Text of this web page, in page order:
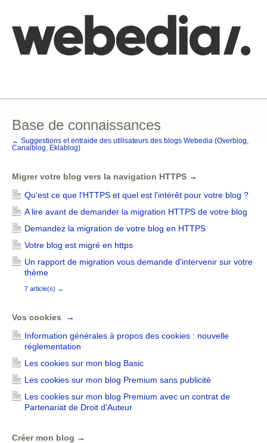
Base de connaissances
← Suggestions et entraide des utilisateurs des blogs Webedia (Overblog,
Canalblog, Eklablog)
Migrer votre blog vers la navigation HTTPS →
Qu'est ce que l'HTTPS et quel est l'intérêt pour votre blog ?
A lire avant de demander la migration HTTPS de votre blog
Demandez la migration de votre blog en HTTPS
Votre blog est migré en https
Un rapport de migration vous demande d'intervenir sur votre
thème
7 article(s) →
Vos cookies
→
Information générales à propos des cookies : nouvelle
réglementation
Les cookies sur mon blog Basic
Les cookies sur mon blog Premium sans publicité
Les cookies sur mon blog Premium avec un contrat de
Partenariat de Droit d'Auteur
Créer mon blog →